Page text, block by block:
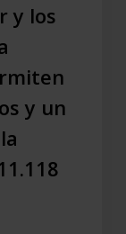
y los
y un